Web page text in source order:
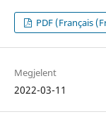
PDF (Français
Megjelent
2022-03-11